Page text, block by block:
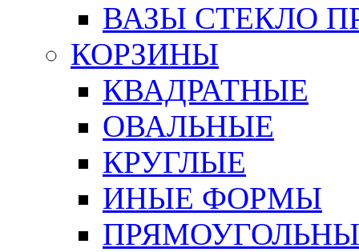
ВАЗЫ СТЕКЛО
КОРЗИНЫ
КВАДРАТНЫЕ
ОВАЛЬНЫЕ
КРУГЛЫЕ
ИНЫЕ ФОРМЫ